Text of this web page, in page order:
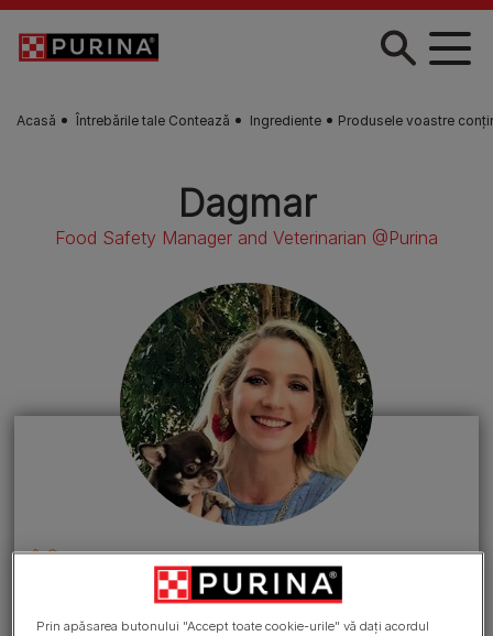
Skip to main content
Acasă Întrebările tale Contează Ingrediente Produsele voastre
Dagmar
Food Safety Manager and Veterinarian @Purina
INGREDIENTE
Go to the section >
Prin apăsarea butonului "Accept toate cookie-urile" vă dați acordul